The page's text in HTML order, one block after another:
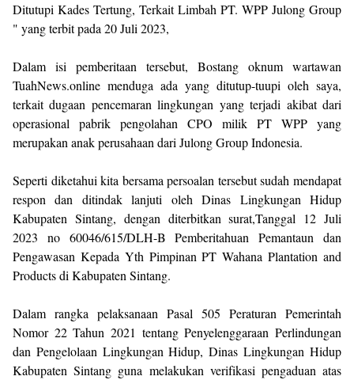
Ditutupi Kades Tertung, Terkait Limbah PT. WPP Julong Group
" yang terbit pada 20 Juli 2023,
Dalam isi pemberitaan tersebut, Bostang oknum wartawan
TuahNews.online menduga ada yang ditutup-tuupi oleh saya,
terkait dugaan pencemaran lingkungan yang terjadi akibat dari
operasional pabrik pengolahan CPO milik PT WPP yang
merupakan anak perusahaan dari Julong Group Indonesia.
Seperti diketahui kita bersama persoalan tersebut sudah mendapat
respon dan ditindak lanjuti oleh Dinas Lingkungan Hidup
Kabupaten Sintang, dengan diterbitkan surat,Tanggal 12 Juli
2023 no 60046/615/DLH-B Pemberitahuan Pemantaun dan
Pengawasan Kepada Yth Pimpinan PT Wahana Plantation and
Products di Kabupaten Sintang.
Dalam rangka pelaksanaan Pasal 505 Peraturan Pemerintah
Nomor 22 Tahun 2021 tentang Penyelenggaraan Perlindungan
dan Pengelolaan Lingkungan Hidup, Dinas Lingkungan Hidup
Kabupaten Sintang guna melakukan verifikasi pengaduan atas